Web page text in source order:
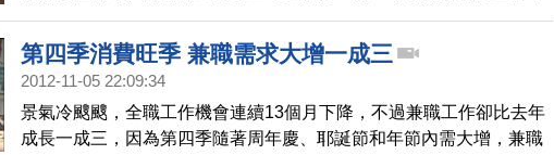
以7：4通過管中閔彈劾案，預計三點半召開記者會說明。
第四季消費旺季 兼職需求大增一成三
2012-11-05 22:09:34
景氣冷颼颼，全職工作機會連續13個月下降，不過兼職工作卻比去年
成長一成三，因為第四季隨著周年慶、耶誕節和年節內需大增，兼職